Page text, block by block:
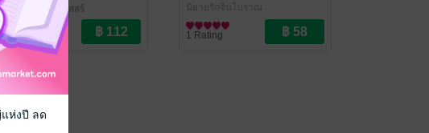
กัวซืออวี่
/ ภรนภัสสร์
นิยายรักจีนโบราณ
5 Rating
นิยายรักจีนโบราณ
1 Rating
ห่งปี ลด